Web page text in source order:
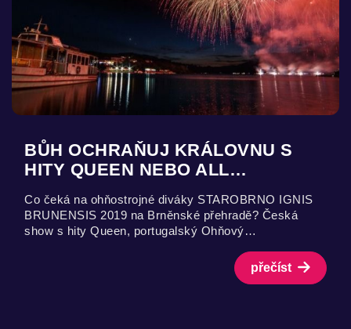
BŮH OCHRAŇUJ KRÁLOVNU S
HITY QUEEN NEBO ALL…
Co čeká na ohňostrojné diváky STAROBRNO IGNIS
BRUNENSIS 2019 na Brněnské přehradě? Česká
show s hity Queen, portugalský Ohňový…
přečíst